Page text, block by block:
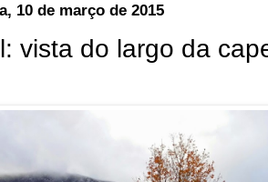
10 de março de 2015
vista do largo da